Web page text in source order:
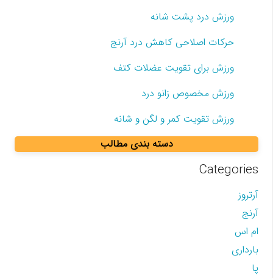
ورزش درد پشت شانه
حرکات اصلاحی کاهش درد آرنج
ورزش برای تقویت عضلات کتف
ورزش مخصوص زانو درد
ورزش تقویت کمر و لگن و شانه
دسته بندی مطالب
Categories
آرتروز
آرنج
ام اس
بارداری
پا